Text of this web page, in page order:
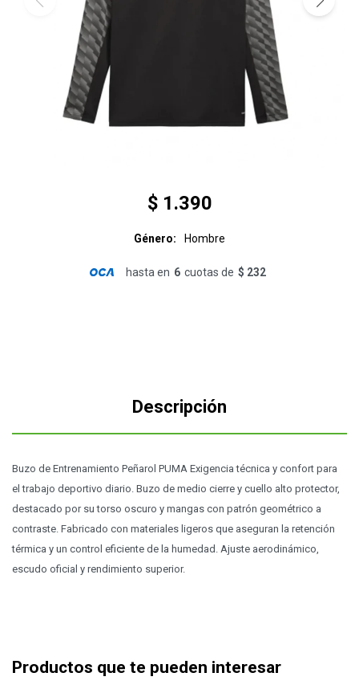
$ 1.390
Género Hombre
hasta en 6 cuotas de $ 232
Descripción
Buzo de Entrenamiento Peñarol PUMA Exigencia técnica y confort para
el trabajo deportivo diario. Buzo de medio cierre y cuello alto protector,
destacado por su torso oscuro y mangas con patrón geométrico a
contraste. Fabricado con materiales ligeros que aseguran la retención
térmica y un control eficiente de la humedad. Ajuste aerodinámico,
escudo oficial y rendimiento superior.
Productos que te pueden interesar